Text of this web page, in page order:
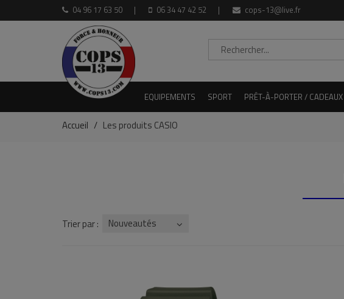
04 96 17 63 50 06 34 47 42 52 cops-13@live.fr
EQUIPEMENTS SPORT PRÊT-À-PORTER / CADEAUX
Accueil Les produits CASIO
Trier par : Nouveautés